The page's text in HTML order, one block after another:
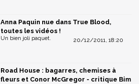
Anna Paquin nue dans True Blood,
toutes les vidéos !
20/12/2011, 18:20
Un bien joli paquet.
Road House : bagarres, chemises à
fleurs et Conor McGregor - critique Bim